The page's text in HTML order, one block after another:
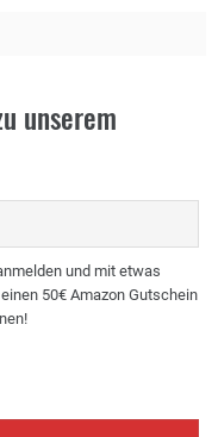
unserem
und mit etwas
50€ Amazon Gutschein